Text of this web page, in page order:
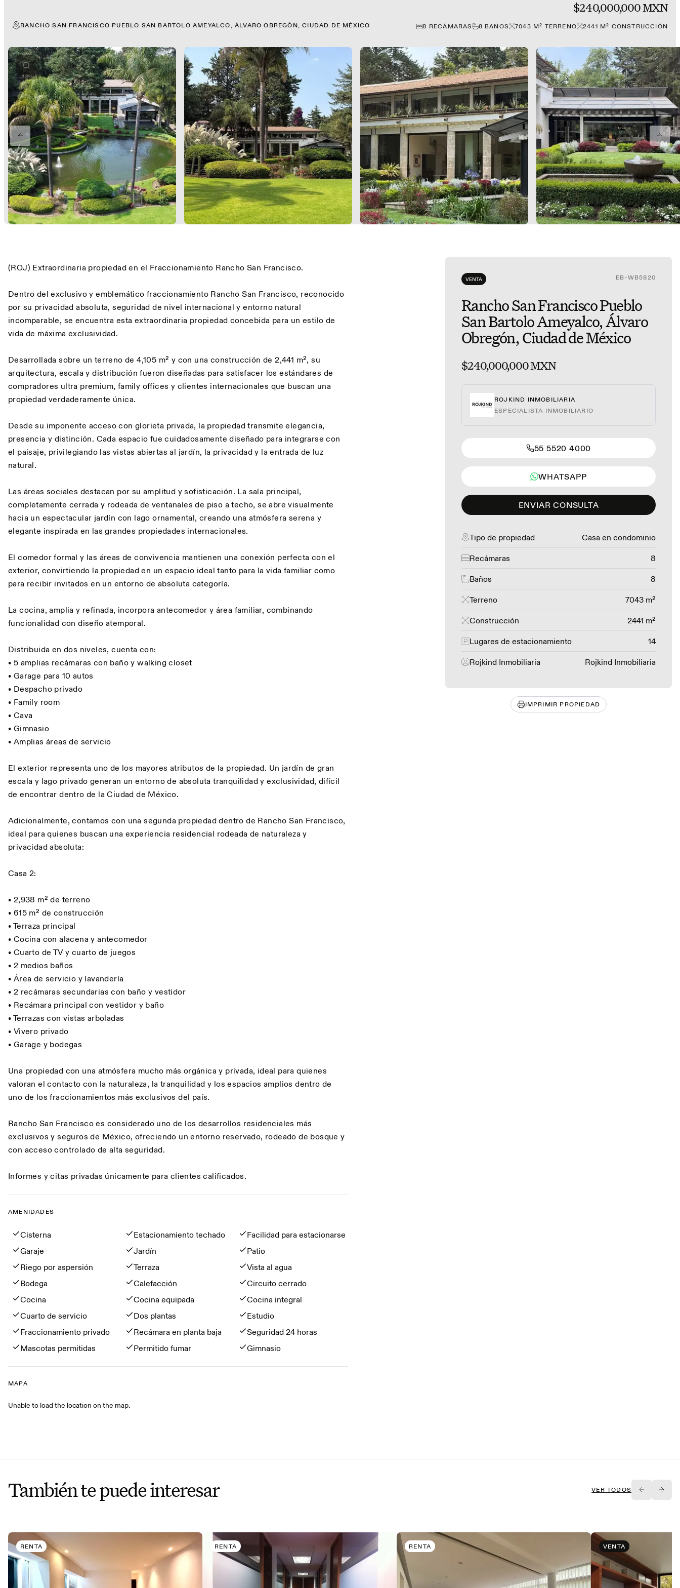
RANCHO SAN FRANCISCO PUEBLO SAN BARTOLO AMEYALCO, ÁLVARO OBREGÓN, CIUDAD DE MÉXICO
$240,000,000 MXN
8 RECÁMARAS 8 BAÑOS 7043 M² TERRENO 2441 M² CONSTRUCCIÓN
PREVIOUS SLIDE
(ROJ) Extraordinaria propiedad en el Fraccionamiento Rancho San Francisco.
Dentro del exclusivo y emblemático fraccionamiento Rancho San Francisco, reconocido
por su privacidad absoluta, seguridad de nivel internacional y entorno natural
incomparable, se encuentra esta extraordinaria propiedad concebida para un estilo de
vida de máxima exclusividad.
Desarrollada sobre un terreno de 4,105 m² y con una construcción de 2,441 m², su
arquitectura, escala y distribución fueron diseñadas para satisfacer los estándares de
compradores ultra premium, family offices y clientes internacionales que buscan una
propiedad verdaderamente única.
Desde su imponente acceso con glorieta privada, la propiedad transmite elegancia,
presencia y distinción. Cada espacio fue cuidadosamente diseñado para integrarse con
el paisaje, privilegiando las vistas abiertas al jardín, la privacidad y la entrada de luz
natural.
Las áreas sociales destacan por su amplitud y sofisticación. La sala principal,
completamente cerrada y rodeada de ventanales de piso a techo, se abre visualmente
hacia un espectacular jardín con lago ornamental, creando una atmósfera serena y
elegante inspirada en las grandes propiedades internacionales.
El comedor formal y las áreas de convivencia mantienen una conexión perfecta con el
exterior, convirtiendo la propiedad en un espacio ideal tanto para la vida familiar como
para recibir invitados en un entorno de absoluta categoría.
La cocina, amplia y refinada, incorpora antecomedor y área familiar, combinando
funcionalidad con diseño atemporal.
Distribuida en dos niveles, cuenta con:
• 5 amplias recámaras con baño y walking closet
• Garage para 10 autos
• Despacho privado
• Family room
• Cava
• Gimnasio
• Amplias áreas de servicio
El exterior representa uno de los mayores atributos de la propiedad. Un jardín de gran
escala y lago privado generan un entorno de absoluta tranquilidad y exclusividad, difícil
de encontrar dentro de la Ciudad de México.
Adicionalmente, contamos con una segunda propiedad dentro de Rancho San Francisco,
ideal para quienes buscan una experiencia residencial rodeada de naturaleza y
privacidad absoluta:
Casa 2:
• 2,938 m² de terreno
• 615 m² de construcción
• Terraza principal
• Cocina con alacena y antecomedor
• Cuarto de TV y cuarto de juegos
• 2 medios baños
• Área de servicio y lavandería
• 2 recámaras secundarias con baño y vestidor
• Recámara principal con vestidor y baño
• Terrazas con vistas arboladas
• Vivero privado
• Garage y bodegas
Una propiedad con una atmósfera mucho más orgánica y privada, ideal para quienes
valoran el contacto con la naturaleza, la tranquilidad y los espacios amplios dentro de
uno de los fraccionamientos más exclusivos del país.
Rancho San Francisco es considerado uno de los desarrollos residenciales más
exclusivos y seguros de México, ofreciendo un entorno reservado, rodeado de bosque y
con acceso controlado de alta seguridad.
Informes y citas privadas únicamente para clientes calificados.
Amenidades
AMENIDADES
Cisterna Estacionamiento techado
Facilidad para estacionarse
Garaje
Jardín
Patio
Riego por aspersión
Terraza
Vista al agua
Bodega
Calefacción
Circuito cerrado
Cocina
Cocina equipada
Cocina integral
Cuarto de servicio
Dos plantas
Estudio
Fraccionamiento privado
Recámara en planta baja
Seguridad 24 horas
Mascotas permitidas
Permitido fumar Gimnasio
Mapa
MAPA
Unable to load the location on the map.
VENTA EB-WB5820
Rancho San Francisco Pueblo
San Bartolo Ameyalco, Álvaro
Obregón, Ciudad de México
$240,000,000 MXN
ROJKIND INMOBILIARIA
ESPECIALISTA INMOBILIARIO
55 5520 4000
WHATSAPP
ENVIAR CONSULTA
Tipo de propiedad Casa en condominio
Recámaras 8
Baños 8
Terreno 7043 m²
Construcción 2441 m²
Lugares de estacionamiento 14
Rojkind Inmobiliaria Rojkind Inmobiliaria
IMPRIMIR PROPIEDAD
También te puede interesar VER TODOS
RENTA RENTA RENTA VENTA